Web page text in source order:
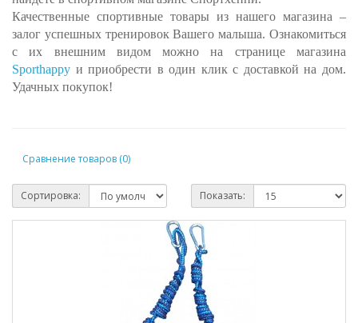
Качественные спортивные товары из нашего магазина –
залог успешных тренировок Вашего малыша. Ознакомиться
с их внешним видом можно на странице магазина
Sporthappy и приобрести в один клик с доставкой на дом.
Удачных покупок!
Сравнение товаров (0)
Сортировка: Показать: